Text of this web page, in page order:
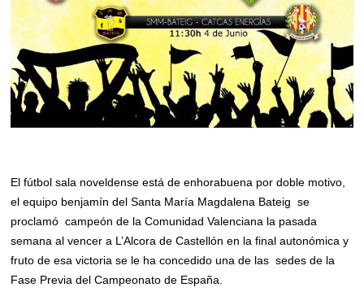
El fútbol sala noveldense está de enhorabuena por doble motivo,
el equipo benjamín del Santa María Magdalena Bateig se
proclamó campeón de la Comunidad Valenciana la pasada
semana al vencer a L’Alcora de Castellón en la final autonómica y
fruto de esa victoria se le ha concedido una de las sedes de la
Fase Previa del Campeonato de España.